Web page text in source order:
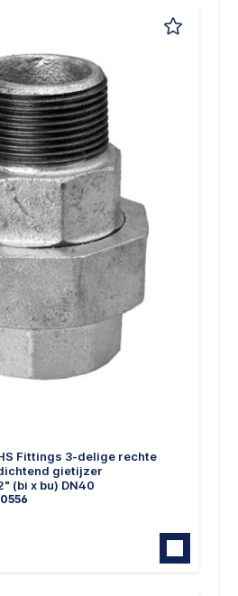
Fittings 3-delige rechte
gietijzer
(bi x bu) DN40